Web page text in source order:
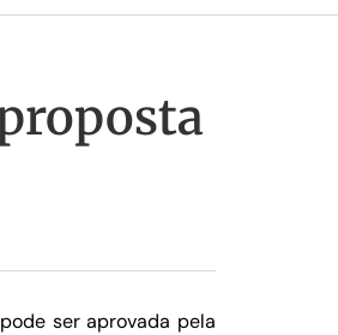
ser aprovada pela